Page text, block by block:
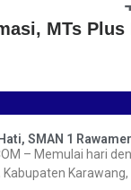
MTs
SMAN 1
– Memulai hari